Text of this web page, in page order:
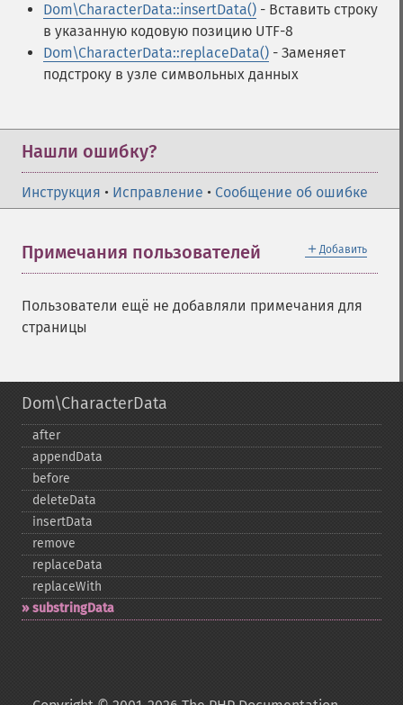
Dom\CharacterData::insertData() - Вставить строку
в указанную кодовую позицию UTF-8
Dom\CharacterData::replaceData() - Заменяет
подстроку в узле символьных данных
Нашли ошибку?
Инструкция • Исправление • Сообщение об ошибке
＋ Добавить
Примечания пользователей
Пользователи ещё не добавляли примечания для
страницы
Dom\CharacterData
after
appendData
before
deleteData
insertData
remove
replaceData
replaceWith
substringData